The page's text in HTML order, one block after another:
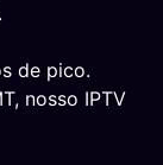
de pico.
nosso IPTV